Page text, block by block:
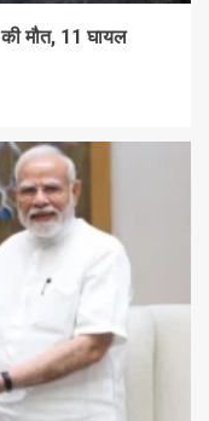
मौत, 11 घायल